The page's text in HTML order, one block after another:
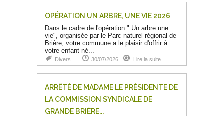
OPÉRATION UN ARBRE, UNE VIE 2026
Dans le cadre de l'opération " Un arbre une
vie", organisée par le Parc naturel régional de
Brière, votre commune a le plaisir d'offrir à
votre enfant né...
Divers 30/07/2026 Lire la suite
ARRÊTÉ DE MADAME LE PRÉSIDENTE DE
LA COMMISSION SYNDICALE DE
GRANDE BRIÈRE...